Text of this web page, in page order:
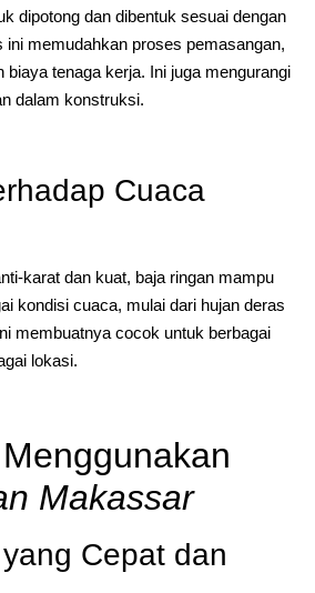
dipotong dan dibentuk sesuai dengan
ini memudahkan proses pemasangan,
biaya tenaga kerja. Ini juga mengurangi
dalam konstruksi.
Cuaca
karat dan kuat, baja ringan mampu
kondisi cuaca, mulai dari hujan deras
membuatnya cocok untuk berbagai
lokasi.
Makassar
Cepat dan